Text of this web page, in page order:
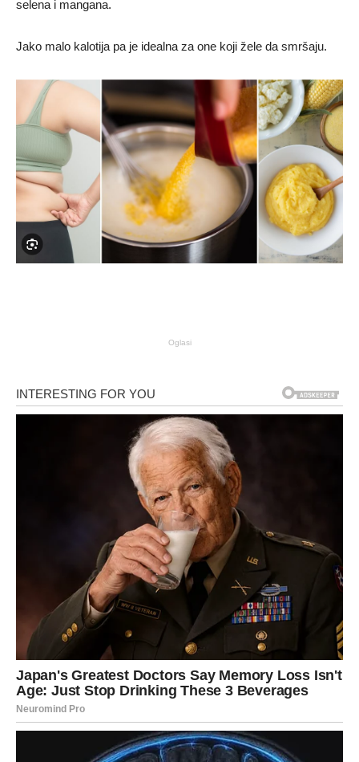
selena i mangana.
Jako malo kalotija pa je idealna za one koji žele da smršaju.
Oglasi